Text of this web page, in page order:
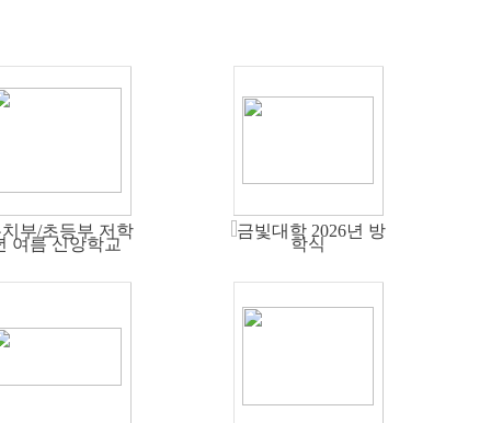
부/초등부 저학
여름 신앙학교
금빛대학 2026년 방
학식